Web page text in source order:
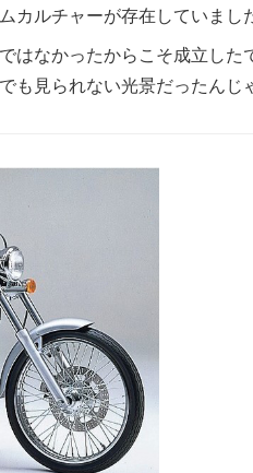
ルチャーが存在していまし
はなかったからこそ成立し
見られない光景だったんじ